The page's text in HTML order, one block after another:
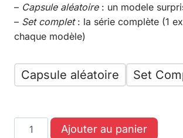
– Capsule aléatoire: un modele
– Set complet: la série complète (1
chaque modèle)
Capsule aléatoire Set
Ajouter au panier